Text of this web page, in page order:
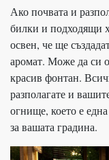
Ако почвата и
билки и подходящи
освен, че ще
аромат. Може да си
красив фонтан.
разполагате и
огнище, което е
за вашата градина.